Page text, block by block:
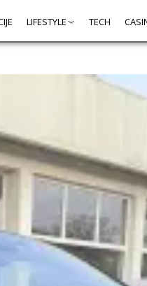
LIFESTYLE TECH